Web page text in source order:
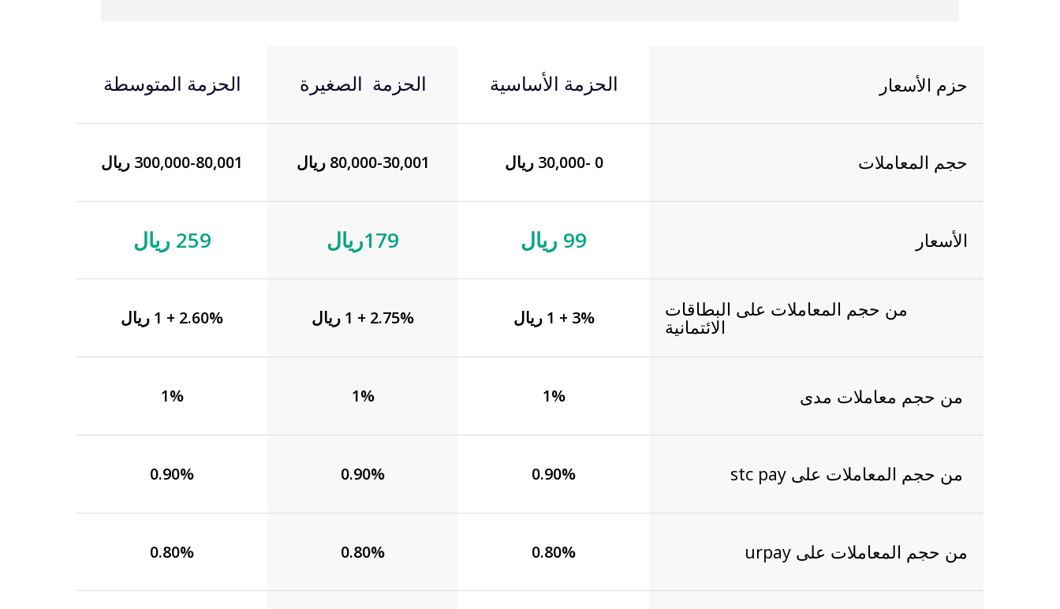
حزم الأسعار
حجم المعاملات
الأسعار
من حجم المعاملات على البطاقات
الائتمانية
من حجم معاملات مدى
من حجم المعاملات على stc pay
من حجم المعاملات على urpay
الحزمة الأساسية
0 -30,000 ريال
99 ريال
3% + 1 ريال
1%
0.90%
0.80%
الحزمة الصغيرة
80,000-30,001 ريال
179ريال
2.75% + 1 ريال
1%
0.90%
0.80%
الحزمة المتوسطة
300,000-80,001 ريال
259 ريال
2.60% + 1 ريال
1%
0.90%
0.80%